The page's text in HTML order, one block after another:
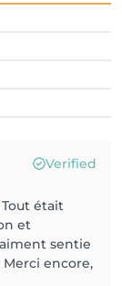
Verified
Tout était
et
sentie
encore,